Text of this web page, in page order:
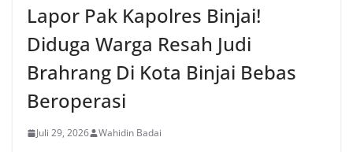
Lapor Pak Kapolres Binjai!
Diduga Warga Resah Judi
Brahrang Di Kota Binjai Bebas
Beroperasi
Juli 29, 2026 Wahidin Badai